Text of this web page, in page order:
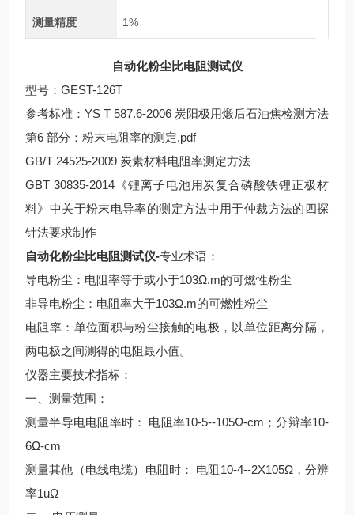
测量精度 1%
自动化粉尘比电阻测试仪
型号：GEST-126T
参考标准：YS T 587.6-2006 炭阳极用煅后石油焦检测方法
第6 部分：粉末电阻率的测定.pdf
GB/T 24525-2009 炭素材料电阻率测定方法
GBT 30835-2014《锂离子电池用炭复合磷酸铁锂正极材
料》中关于粉末电导率的测定方法中用于仲裁方法的四探
针法要求制作
自动化粉尘比电阻测试仪-专业术语：
导电粉尘：电阻率等于或小于103Ω.m的可燃性粉尘
非导电粉尘：电阻率大于103Ω.m的可燃性粉尘
电阻率：单位面积与粉尘接触的电极，以单位距离分隔，
两电极之间测得的电阻最小值。
仪器主要技术指标：
一、测量范围：
测量半导电电阻率时： 电阻率10-5--105Ω-cm；分辩率10-
6Ω-cm
测量其他（电线电缆）电阻时： 电阻10-4--2X105Ω，分辨
率1uΩ